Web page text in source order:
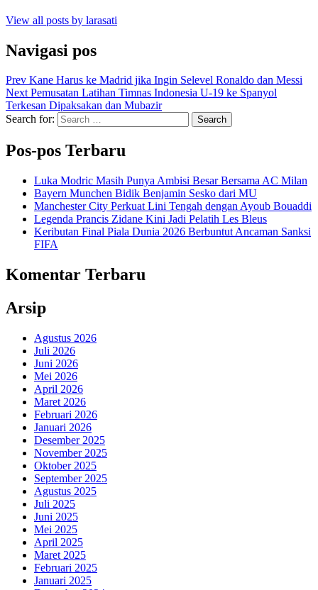
View all posts by larasati
Navigasi pos
Prev Kane Harus ke Madrid jika Ingin Selevel Ronaldo dan Messi
Next Pemusatan Latihan Timnas Indonesia U-19 ke Spanyol
Terkesan Dipaksakan dan Mubazir
Search for:
Search
Pos-pos Terbaru
Luka Modric Masih Punya Ambisi Besar Bersama AC Milan
Bayern Munchen Bidik Benjamin Sesko dari MU
Manchester City Perkuat Lini Tengah dengan Ayoub Bouaddi
Legenda Prancis Zidane Kini Jadi Pelatih Les Bleus
Keributan Final Piala Dunia 2026 Berbuntut Ancaman Sanksi
FIFA
Komentar Terbaru
Arsip
Agustus 2026
Juli 2026
Juni 2026
Mei 2026
April 2026
Maret 2026
Februari 2026
Januari 2026
Desember 2025
November 2025
Oktober 2025
September 2025
Agustus 2025
Juli 2025
Juni 2025
Mei 2025
April 2025
Maret 2025
Februari 2025
Januari 2025